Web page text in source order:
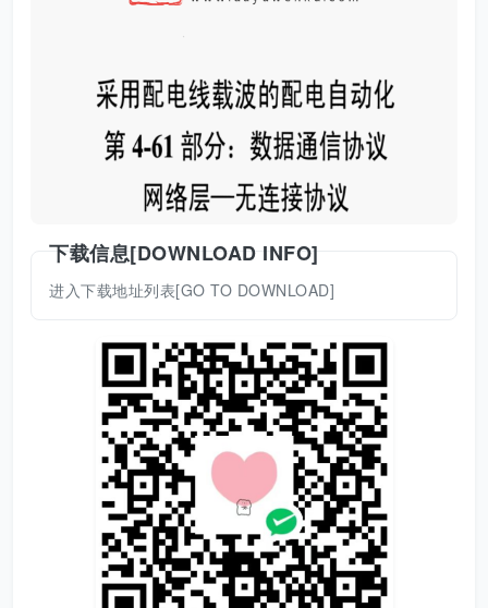
下载信息[DOWNLOAD INFO]
进入下载地址列表[GO TO DOWNLOAD]